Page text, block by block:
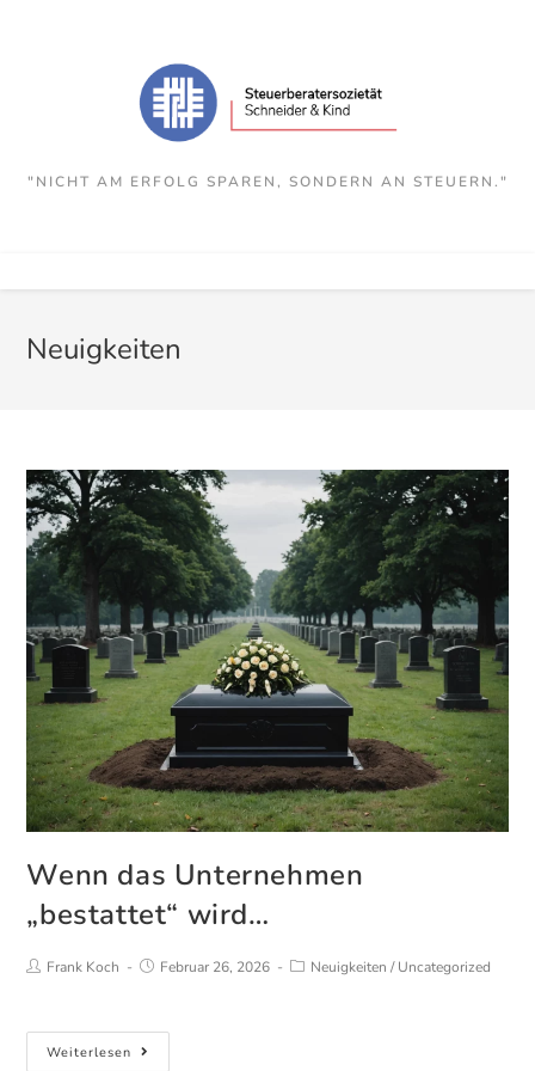
"NICHT AM ERFOLG SPAREN, SONDERN AN STEUERN."
Neuigkeiten
Wenn das Unternehmen
„bestattet“ wird…
Beitrags-
Frank Koch
Beitrag
Februar 26, 2026
Beitrags-
Neuigkeiten / Uncategorized
Weiterlesen